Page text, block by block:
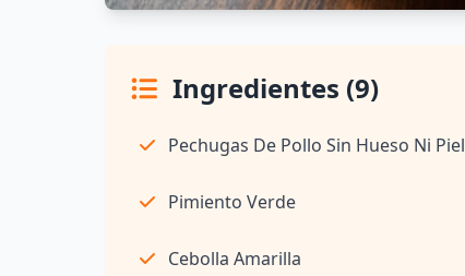
Ingredientes (9)
Pechugas De Pollo Sin Hueso Ni Piel
Pimiento Verde
Cebolla Amarilla